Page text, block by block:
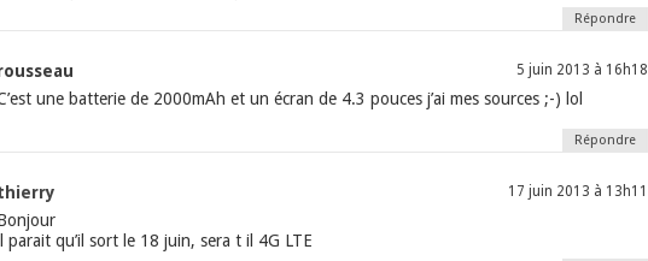
Répondre
5 juin 2013 à 16h18
une batterie de 2000mAh et un écran de 4.3 pouces j’ai mes sources ;-) lol
Répondre
17 juin 2013 à 13h11
parait qu’il sort le 18 juin, sera t il 4G LTE